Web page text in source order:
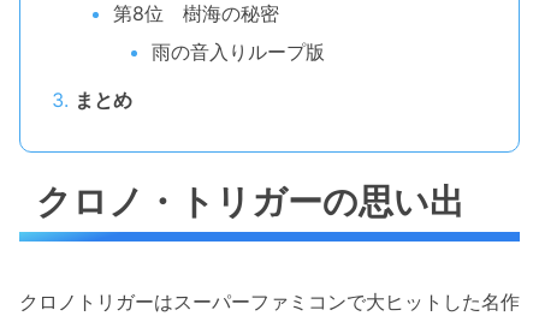
第8位 樹海の秘密
雨の音入りループ版
まとめ
クロノ・トリガーの思い出
クロノトリガーはスーパーファミコンで大ヒットした名作